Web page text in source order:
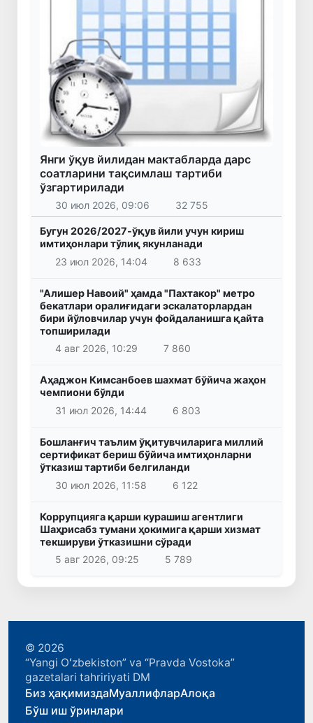
Янги ўқув йилидан мактабларда дарс
соатларини тақсимлаш тартиби
ўзгартирилади
30 июл 2026, 09:06 32 755
Бугун 2026/2027-ўқув йили учун кириш
имтиҳонлари тўлиқ якунланади
23 июл 2026, 14:04
8 633
"Алишер Навоий" ҳамда "Пахтакор" метро
бекатлари оралиғидаги эскалаторлардан
бири йўловчилар учун фойдаланишга қайта
топширилади
4 авг 2026, 10:29
7 860
Аҳаджон Кимсанбоев шахмат бўйича жаҳон
чемпиони бўлди
31 июл 2026, 14:44
6 803
Бошланғич таълим ўқитувчиларига миллий
сертификат бериш бўйича имтиҳонларни
ўтказиш тартиби белгиланди
30 июл 2026, 11:58
6 122
Коррупцияга қарши курашиш агентлиги
Шаҳрисабз тумани ҳокимига қарши хизмат
текшируви ўтказишни сўради
5 авг 2026, 09:25
5 789
© 2026
“Yangi Oʻzbekiston” va “Pravda Vostoka”
gazetalari tahririyati DM
Биз ҳақимиздаМуаллифларАлоқа
Бўш иш ўринлари